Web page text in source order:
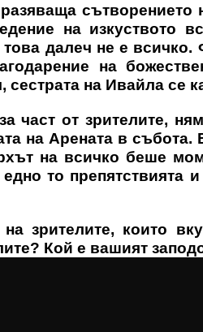
на изкуството
далеч не е всичко.
на
на Ивайла се
част от зрителите,
на Арената в
на всичко беше
то препятствията
зрителите, които
Кой е вашият